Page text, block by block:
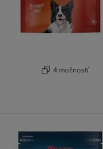
4 možností